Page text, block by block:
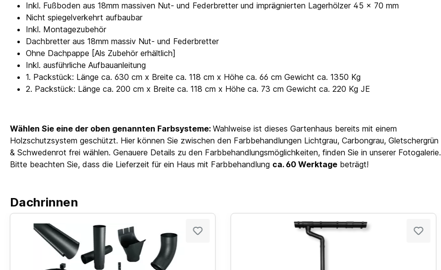
Inkl. Fußboden aus 18mm massiven Nut- und Federbretter und imprägnierten Lagerhölzer 45 x 70 mm
Nicht spiegelverkehrt aufbaubar
Inkl. Montagezubehör
Dachbretter aus 18mm massiv Nut- und Federbretter
Ohne Dachpappe [Als Zubehör erhältlich]
Inkl. ausführliche Aufbauanleitung
1. Packstück: Länge ca. 630 cm x Breite ca. 118 cm x Höhe ca. 66 cm Gewicht ca. 1350 Kg
2. Packstück: Länge ca. 200 cm x Breite ca. 118 cm x Höhe ca. 73 cm Gewicht ca. 220 Kg JE
Wählen Sie eine der oben genannten Farbsysteme: Wahlweise ist dieses Gartenhaus bereits mit einem
Holzschutzsystem geschützt. Hier können Sie zwischen den Farbbehandlungen Lichtgrau, Carbongrau, Gletschergrün
& Schwedenrot frei wählen. Genauere Details zu den Farbbehandlungsmöglichkeiten, finden Sie in unserer Fotogalerie.
Bitte beachten Sie, dass die Lieferzeit für ein Haus mit Farbbehandlung ca. 60 Werktage beträgt!
Dachrinnen